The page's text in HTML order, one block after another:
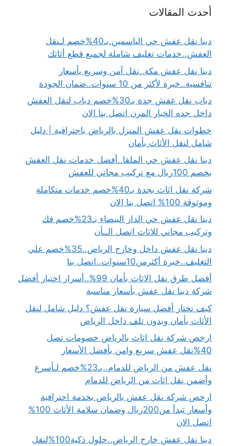
أحدث المقالات
دينا نقل عفش حي الياسمين.بـ40%خصم لـنقل
العفش..خدمات تغليف شاملة لجميع قطع أثاثك
دينا نقل عفش مكة..نقل آمن وسريع بأسعار
تنافسية..خبرة لأكثر من 10 سنوات..ضمان الجودة
دباب نقل عفش جدة بـ30%خصم دباب لنقل العفش
داخل جده الخيار المرن اتصل بنا الان
خطوات نقل عفش المنزل بالرياض باحترافية | دليل
شامل لنقل الأثاث بأمان
دينا نقل عفش حي الملقا..أفضل خدمات نقل العفش
بخصم 100ريال مع تركيب مجاني للعفش
شركة نقل اثاث بجدة بـ40%خصم خدمات متكاملة
وموثوقة 100% اتصل بنا الان
دينا نقل عفش حي الدار البيضاء بـ23%خصم فك
وتركيب مجاني للاثاث اتصل الــأن
دينا نقل عفش داخل وخارج الرياض..35%خصم علي
التغليف..خبرة أكثرمن10سنوات..اتصل بنا
أفضل طرق نقل الاثاث بأمان 99%..أسرار اختيار أفضل
شركة دينا نقل عفش بأسعار مناسبة
كيف تختار أفضل سيارة نقل عفش؟ دليل شامل لنقل
الأثاث بأمان وبدون تلف داخل الرياض
ارخص شركة نقل اثاث بالرياض خصومات تصل
40%نقل عفش سريع وامن بأفضل الأسعار
نقل عفش من الرياض للدمام..بـ23%خصم لـأسرع
وأضمن نقل اثاث من الرياض للدمام
ارخص شركة نقل عفش بالرياض بخدمة احترافية
وأسعار تبدأ من200ريال وضمان سلامة الأثاث 100%
اتصل الان
دينا نقل عفش خارج الرياض..حلول ذكية100%لنقل